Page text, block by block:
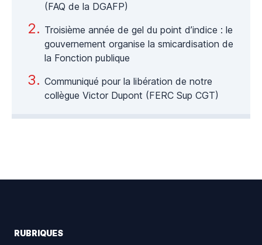
(FAQ de la DGAFP)
Troisième année de gel du point d’indice : le
gouvernement organise la smicardisation de
la Fonction publique
Communiqué pour la libération de notre
collègue Victor Dupont (FERC Sup CGT)
RUBRIQUES